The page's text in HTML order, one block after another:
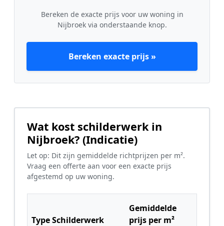
Bereken de exacte prijs voor uw woning in
Nijbroek via onderstaande knop.
Bereken exacte prijs »
Wat kost schilderwerk in
Nijbroek? (Indicatie)
Let op: Dit zijn gemiddelde richtprijzen per m².
Vraag een offerte aan voor een exacte prijs
afgestemd op uw woning.
Type Schilderwerk
Gemiddelde
prijs per m²